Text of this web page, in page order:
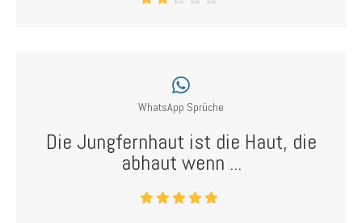
WhatsApp Sprüche
Die Jungfernhaut ist die Haut, die
abhaut wenn ...